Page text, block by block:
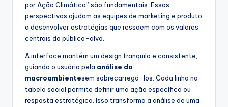
por Ação Climática” são fundamentais. Essas
perspectivas ajudam as equipes de marketing e produto
a desenvolver estratégias que ressoem com os valores
centrais do público-alvo.
A interface mantém um design tranquilo e consistente,
guiando o usuário pela análise do
macroambientesem sobrecarregá-los. Cada linha na
tabela social permite definir uma ação específica ou
resposta estratégica. Isso transforma a análise de uma